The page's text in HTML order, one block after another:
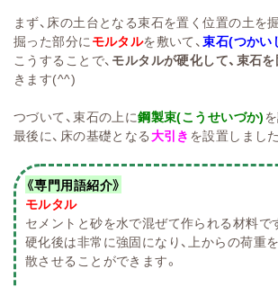
まず、床の土台となる束石を置く位置の土を
掘った部分に モルタルを敷いて、束石(つかい
こうすることで、 モルタルが硬化して、束石を
きます(^^)
つづいて、束石の上に鋼製束(こうせいづか)
最後に、床の基礎となる大引き を設置しました
《専門用語紹介》
モルタル
セメントと砂を水で混ぜて作られる材料で
硬化後は非常に強固になり、上からの荷重
散させることができます。